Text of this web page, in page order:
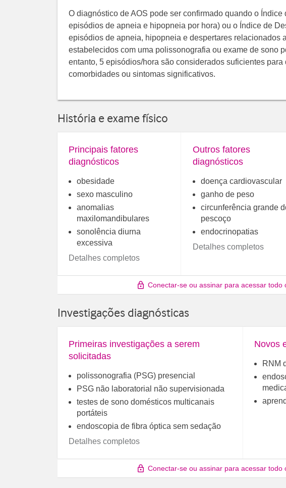
O diagnóstico de AOS pode ser confirmado quando o
episódios de apneia e hipopneia por hora) ou o Índice de
episódios de apneia, hipopneia e despertares relacionados
estabelecidos com uma polissonografia ou exame de sono
entanto, 5 episódios/hora são considerados suficientes
comorbidades ou sintomas significativos.
História e exame físico
Principais fatores
diagnósticos
obesidade
sexo masculino
anomalias
maxilomandibulares
sonolência diurna
excessiva
Detalhes completos
Outros fatores
diagnósticos
doença cardiovascular
ganho de peso
circunferência grande
pescoço
endocrinopatias
Detalhes completos
Conectar-se ou assinar para acessar todo
Investigações diagnósticas
Primeiras investigações a serem
solicitadas
polissonografia (PSG) presencial
PSG não laboratorial não supervisionada
testes de sono domésticos multicanais
portáteis
endoscopia de fibra óptica sem sedação
Detalhes completos
Novos
RNM
Conectar-se ou assinar para acessar todo